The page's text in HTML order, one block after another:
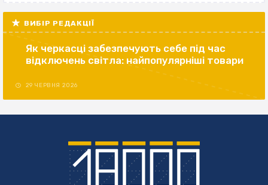
ВИБІР РЕДАКЦІЇ
Як черкасці забезпечують себе під час
відключень світла: найпопулярніші товари
29 ЧЕРВНЯ 2026